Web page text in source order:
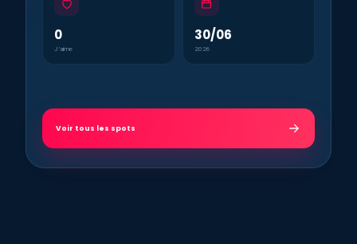
0
J’aime
30/06
2026
Voir tous les spots